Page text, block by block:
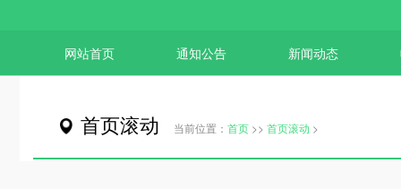
网站首页 通知公告 新闻动态
首页滚动 当前位置： 首页 >> 首页滚动 >